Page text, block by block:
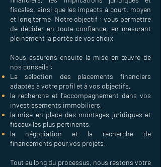
fiscales, ainsi que les impacts à court, moyen
et long terme. Notre objectif : vous permettre
de décider en toute confiance, en mesurant
pleinement la portée de vos choix.
Nous assurons ensuite la mise en œuvre de
nos conseils :
La sélection des placements financiers
adaptés à votre profil et à vos objectifs,
la recherche et l’accompagnement dans vos
investissements immobiliers,
la mise en place des montages juridiques et
fiscaux les plus pertinents,
la négociation et la recherche de
financements pour vos projets.
Tout au long du processus, nous restons votre